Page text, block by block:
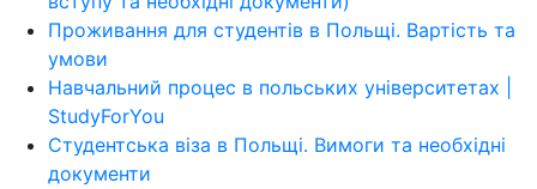
Проживання для студентів в Польщі. Вартість та
умови
Навчальний процес в польських університетах |
StudyForYou
Студентська віза в Польщі. Вимоги та необхідні
документи